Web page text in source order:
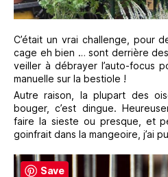
C’était un vrai challenge, pour
cage eh bien … sont derrière
veiller à débrayer l’auto-focus
manuelle sur la bestiole !
Autre raison, la plupart des
bouger, c’est dingue.
faire la sieste ou presque, et
goinfrait dans la mangeoire, j’ai
Save